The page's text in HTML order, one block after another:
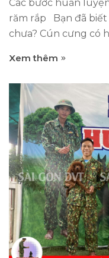
Các bước huấn
răm rắp Bạn đã biết cách dạy chó nghe lời hay
chưa? Cún cưng có
trạng đó thì tốt hơn
luyện chó là muốn
quen và quy tắc
chủ nhân. Một chú chó tốt phải biết cách hòa hợp
với người và sinh
Nhưng không phải
lời chủ nhân. Chó là
năng của chó là
của con đầu đàn.
điều khiển được
Xem thêm